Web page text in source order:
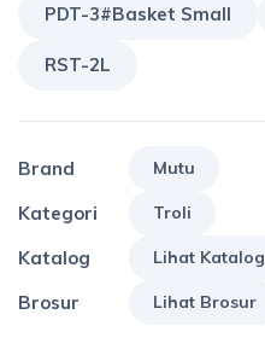
PDT-3#Basket Small
RST-2L
Brand Mutu
Kategori Troli
Katalog Lihat Katalog
Brosur Lihat Brosur